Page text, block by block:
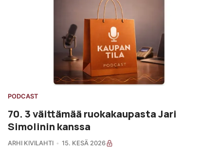
PODCAST
70. 3 väittämää ruokakaupasta Jari
Simolinin kanssa
ARHI KIVILAHTI 15. KESÄ 2026